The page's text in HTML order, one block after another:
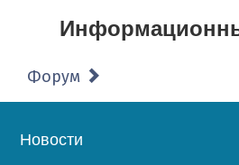
Форум
Основная
Новости